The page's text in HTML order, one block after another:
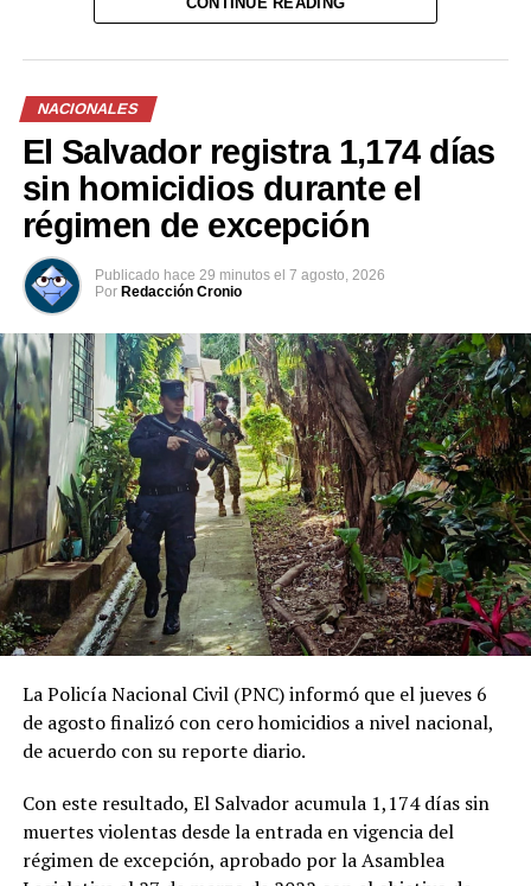
de su cargo como maestro de la institución para
cometer el delito.
NACIONALES
El Salvador registra 1,174 días
sin homicidios durante el
régimen de excepción
Publicado hace 29 minutos el 7 agosto, 2026
Por Redacción Cronio
La Policía Nacional Civil (PNC) informó que el jueves 6
de agosto finalizó con cero homicidios a nivel nacional,
de acuerdo con su reporte diario.
Con este resultado, El Salvador acumula 1,174 días sin
muertes violentas desde la entrada en vigencia del
régimen de excepción, aprobado por la Asamblea